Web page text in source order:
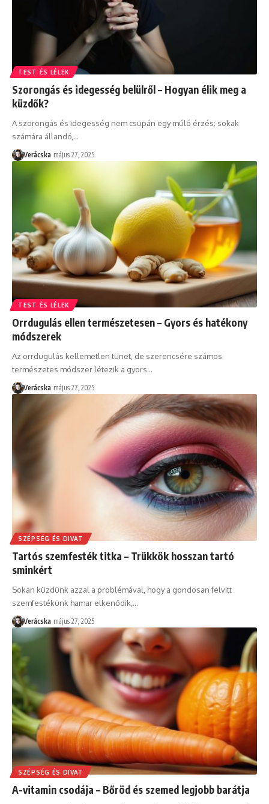
TEST ÉS LÉLEK
Szorongás és idegesség belülről – Hogyan élik meg a
küzdők?
A szorongás és idegesség nem csupán egy múló érzés; sokak
számára állandó, …
Verácska május 27, 2025
TEST ÉS LÉLEK
Orrdugulás ellen természetesen – Gyors és hatékony
módszerek
Az orrdugulás kellemetlen tünet, de szerencsére számos
természetes módszer létezik a gyors…
Verácska május 27, 2025
SZÉPSÉG ÉS DIVAT
Tartós szemfesték titka – Trükkök hosszan tartó
sminkért
Sokan küzdünk azzal a problémával, hogy a gondosan felvitt
szemfestékünk hamar elkenődik, …
Verácska május 27, 2025
SZÉPSÉG ÉS DIVAT
A-vitamin csodája – Bőröd és szemed legjobb barátja